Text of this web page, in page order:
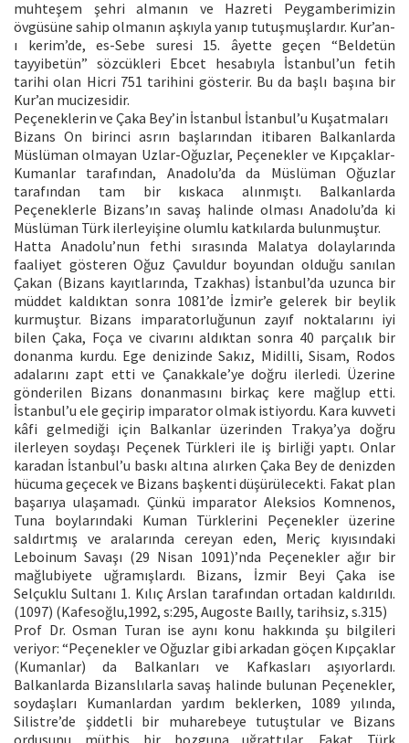
muhteşem şehri almanın ve Hazreti Peygamberimizin
övgüsüne sahip olmanın aşkıyla yanıp tutuşmuşlardır. Kur’an-
ı kerim’de, es-Sebe suresi 15. âyette geçen “Beldetün
tayyibetün” sözcükleri Ebcet hesabıyla İstanbul’un fetih
tarihi olan Hicri 751 tarihini gösterir. Bu da başlı başına bir
Kur’an mucizesidir.
Peçeneklerin ve Çaka Bey’in İstanbul İstanbul’u Kuşatmaları
Bizans On birinci asrın başlarından itibaren Balkanlarda
Müslüman olmayan Uzlar-Oğuzlar, Peçenekler ve Kıpçaklar-
Kumanlar tarafından, Anadolu’da da Müslüman Oğuzlar
tarafından tam bir kıskaca alınmıştı. Balkanlarda
Peçeneklerle Bizans’ın savaş halinde olması Anadolu’da ki
Müslüman Türk ilerleyişine olumlu katkılarda bulunmuştur.
Hatta Anadolu’nun fethi sırasında Malatya dolaylarında
faaliyet gösteren Oğuz Çavuldur boyundan olduğu sanılan
Çakan (Bizans kayıtlarında, Tzakhas) İstanbul’da uzunca bir
müddet kaldıktan sonra 1081’de İzmir’e gelerek bir beylik
kurmuştur. Bizans imparatorluğunun zayıf noktalarını iyi
bilen Çaka, Foça ve civarını aldıktan sonra 40 parçalık bir
donanma kurdu. Ege denizinde Sakız, Midilli, Sisam, Rodos
adalarını zapt etti ve Çanakkale’ye doğru ilerledi. Üzerine
gönderilen Bizans donanmasını birkaç kere mağlup etti.
İstanbul’u ele geçirip imparator olmak istiyordu. Kara kuvveti
kâfi gelmediği için Balkanlar üzerinden Trakya’ya doğru
ilerleyen soydaşı Peçenek Türkleri ile iş birliği yaptı. Onlar
karadan İstanbul’u baskı altına alırken Çaka Bey de denizden
hücuma geçecek ve Bizans başkenti düşürülecekti. Fakat plan
başarıya ulaşamadı. Çünkü imparator Aleksios Komnenos,
Tuna boylarındaki Kuman Türklerini Peçenekler üzerine
saldırtmış ve aralarında cereyan eden, Meriç kıyısındaki
Leboinum Savaşı (29 Nisan 1091)’nda Peçenekler ağır bir
mağlubiyete uğramışlardı. Bizans, İzmir Beyi Çaka ise
Selçuklu Sultanı 1. Kılıç Arslan tarafından ortadan kaldırıldı.
(1097) (Kafesoğlu,1992, s:295, Augoste Baılly, tarihsiz, s.315)
Prof Dr. Osman Turan ise aynı konu hakkında şu bilgileri
veriyor: “Peçenekler ve Oğuzlar gibi arkadan göçen Kıpçaklar
(Kumanlar) da Balkanları ve Kafkasları aşıyorlardı.
Balkanlarda Bizanslılarla savaş halinde bulunan Peçenekler,
soydaşları Kumanlardan yardım beklerken, 1089 yılında,
Silistre’de şiddetli bir muharebeye tutuştular ve Bizans
ordusunu müthiş bir bozguna uğrattılar. Fakat Türk